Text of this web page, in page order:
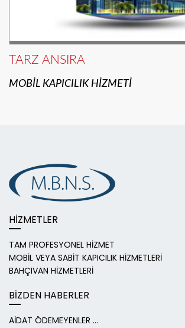
TARZ ANSIRA
MOBİL KAPICILIK HİZMETİ
HİZMETLER
TAM PROFESYONEL HİZMET
MOBİL VEYA SABİT KAPICILIK HİZMETLERİ
BAHÇIVAN HİZMETLERİ
BİZDEN HABERLER
AİDAT ÖDEMEYENLER ...